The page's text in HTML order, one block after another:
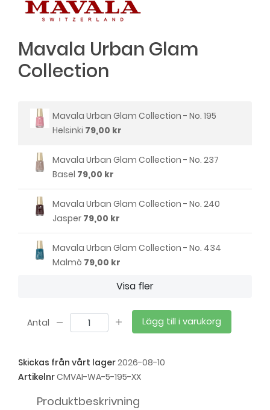
Mavala Urban Glam
Collection
Mavala Urban Glam Collection - No. 195
Helsinki 79,00 kr
Mavala Urban Glam Collection - No. 237
Basel 79,00 kr
Mavala Urban Glam Collection - No. 240
Jasper 79,00 kr
Mavala Urban Glam Collection - No. 434
Malmö 79,00 kr
Mavala Urban Glam Collection - No. 438
Mavala Urban Glam Collection - No. 446
Visa fler
Antal Lägg till i varukorg
Skickas från vårt lager2026-08-10
ArtikelnrCMVAI-WA-5-195-XX
Produktbeskrivning